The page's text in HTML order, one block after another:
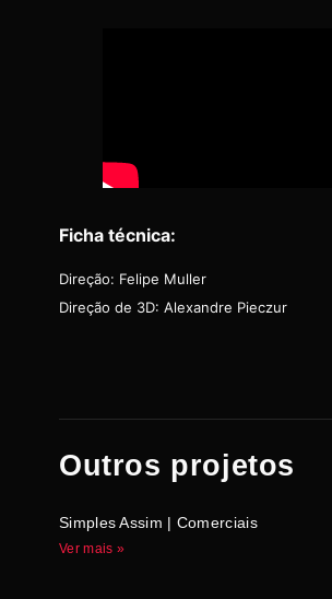
Ficha técnica:
Direção: Felipe Muller
Direção de 3D: Alexandre Pieczur
Outros projetos
Simples Assim | Comerciais
Ver mais »